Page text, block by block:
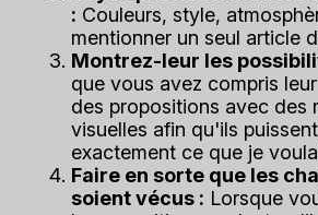
: Couleurs, style,
mentionner un seul article
Montrez-leur les
que vous avez compris
des propositions avec des
visuelles afin qu'ils
exactement ce que je
Faire en sorte que les
soient vécus : Lorsque